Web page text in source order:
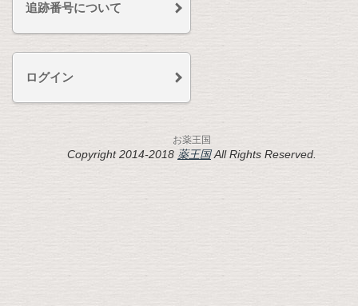
追跡番号について
ログイン
お薬王国
Copyright 2014-2018 薬王国All Rights Reserved.